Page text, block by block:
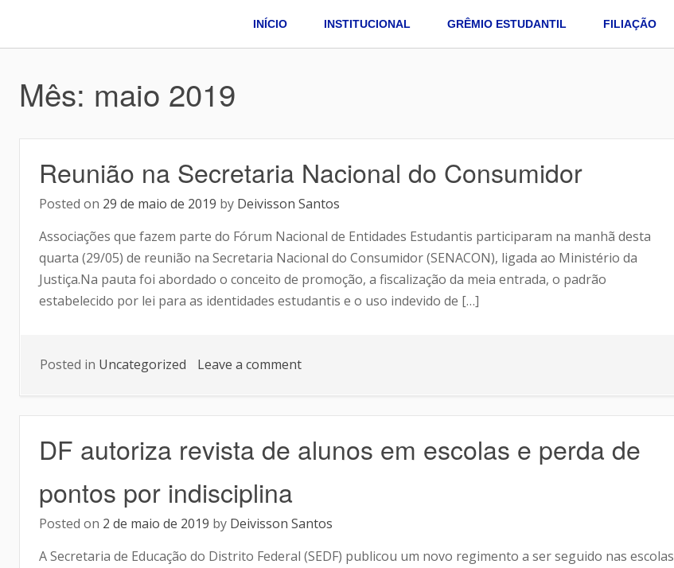
INÍCIO INSTITUCIONAL GRÊMIO ESTUDANTIL FILIAÇÃO
Mês: maio 2019
Reunião na Secretaria Nacional do Consumidor
Posted on 29 de maio de 2019 by Deivisson Santos
Associações que fazem parte do Fórum Nacional de Entidades Estudantis participaram na manhã desta
quarta (29/05) de reunião na Secretaria Nacional do Consumidor (SENACON), ligada ao Ministério da
Justiça.Na pauta foi abordado o conceito de promoção, a fiscalização da meia entrada, o padrão
estabelecido por lei para as identidades estudantis e o uso indevido de […]
Posted in Uncategorized Leave a comment
DF autoriza revista de alunos em escolas e perda de
pontos por indisciplina
Posted on 2 de maio de 2019 by Deivisson Santos
A Secretaria de Educação do Distrito Federal (SEDF) publicou um novo regimento a ser seguido nas escolas